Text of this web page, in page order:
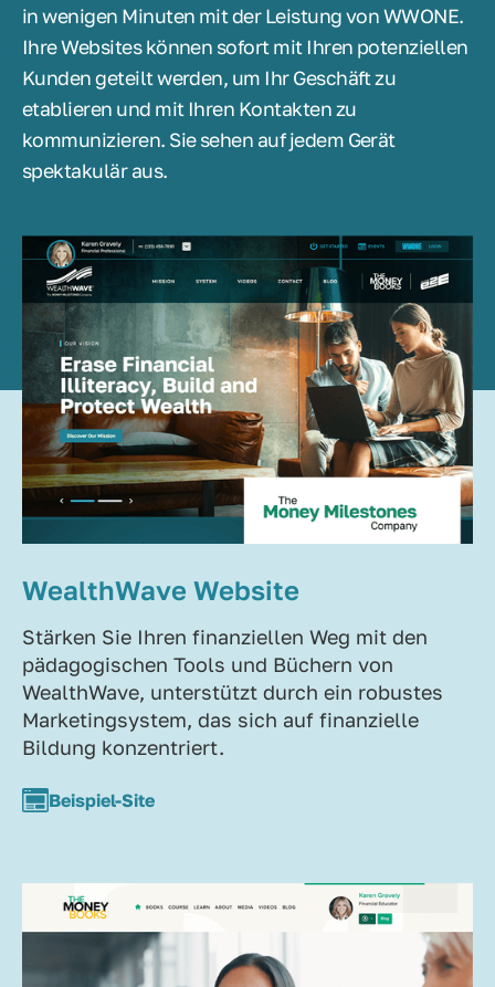
in wenigen Minuten mit der Leistung von WWONE.
Ihre Websites können sofort mit Ihren potenziellen
Kunden geteilt werden, um Ihr Geschäft zu
etablieren und mit Ihren Kontakten zu
kommunizieren. Sie sehen auf jedem Gerät
spektakulär aus.
WealthWave Website
Stärken Sie Ihren finanziellen Weg mit den
pädagogischen Tools und Büchern von
WealthWave, unterstützt durch ein robustes
Marketingsystem, das sich auf finanzielle
Bildung konzentriert.
Beispiel-Site